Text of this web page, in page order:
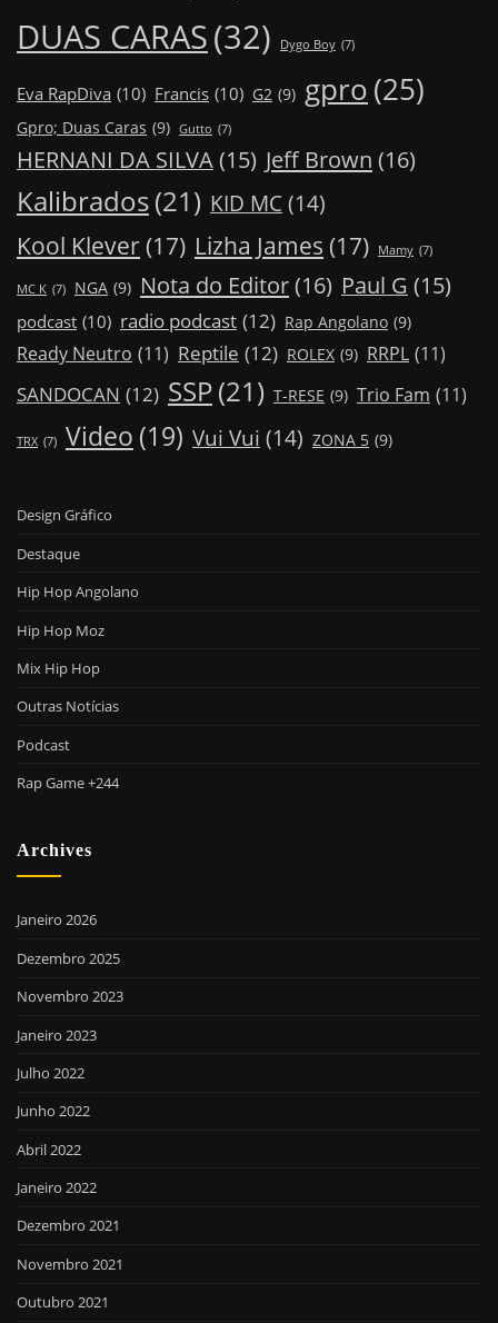
DUAS CARAS(32) Dygo Boy (7)
Eva RapDiva (10) Francis (10) G2 (9) gpro(25)
Gpro; Duas Caras (9) Gutto (7)
HERNANI DA SILVA(15) Jeff Brown (16)
Kalibrados(21) KID MC (14)
Kool Klever (17) Lizha James (17) Mamy (7)
MC K (7) NGA (9) Nota do Editor(16) Paul G (15)
podcast (10) radio podcast (12) Rap Angolano (9)
Ready Neutro (11) Reptile (12) ROLEX (9) RRPL (11)
SANDOCAN (12) SSP(21) T-RESE (9) Trio Fam (11)
TRX (7) Video (19) Vui Vui (14) ZONA 5 (9)
Design Gráfico
Destaque
Hip Hop Angolano
Hip Hop Moz
Mix Hip Hop
Outras Notícias
Podcast
Rap Game +244
Archives
Janeiro 2026
Dezembro 2025
Novembro 2023
Janeiro 2023
Julho 2022
Junho 2022
Abril 2022
Janeiro 2022
Dezembro 2021
Novembro 2021
Outubro 2021